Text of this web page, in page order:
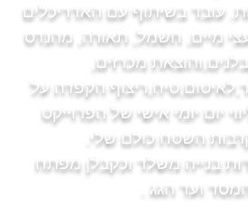
עובד בשיתוף עם האדריכלים
מיים, חשמל, תאורה, מהנדס
מכרזים,
הקפדה על
יום יומי אישי של הפרוייקט
השטח כולם שלי.
בנייה משלד וכקבלן מפתח
ועד הגג .